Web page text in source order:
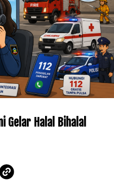
Gelar Halal Bihalal